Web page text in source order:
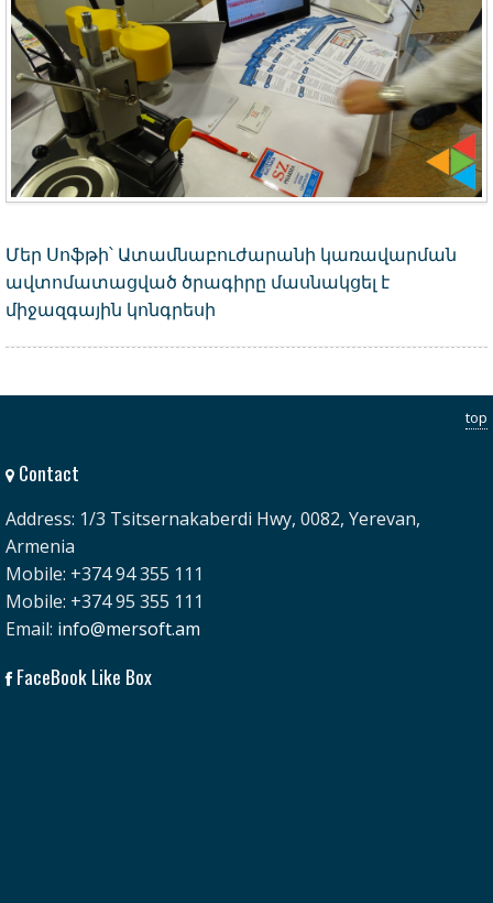
Մեր Սոֆթի՝ Ատամնաբուժարանի կառավարման
ավտոմատացված ծրագիրը մասնակցել է
միջազգային կոնգրեսի
top
Contact
Address: 1/3 Tsitsernakaberdi Hwy, 0082, Yerevan,
Armenia
Mobile: +374 94 355 111
Mobile: +374 95 355 111
Email: info@mersoft.am
FaceBook Like Box